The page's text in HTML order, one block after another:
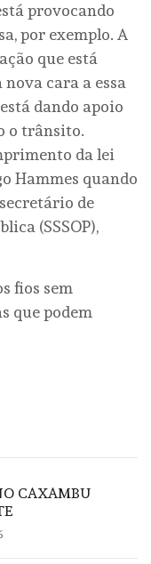
provocando
por exemplo. A
que está
cara a essa
dando apoio
o trânsito.
da lei
Hammes quando
de
(SSSOP),
fios sem
que podem
CAXAMBU